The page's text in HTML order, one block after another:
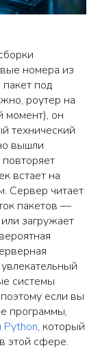
номера из
пакет под
роутер на
момент), он
технический
вышли
встает на
Сервер читает
пакетов —
загружает
системы
если вы
программы,
Python, который
этой сфере.